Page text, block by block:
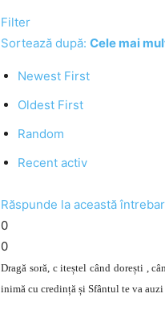
Filter
Sortează după: Cele mai
Newest First
Oldest First
Random
Recent activ
Răspunde la această
0
0
Dragă soră, c iteștel când dorești ,
inimă cu credință și Sfântul te va